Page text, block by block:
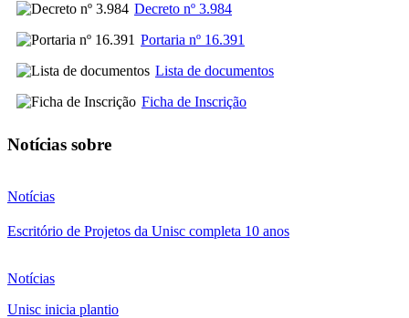
Decreto nº 3.984
Portaria nº 16.391
Lista de documentos
Ficha de Inscrição
Notícias sobre
Notícias
Escritório de Projetos da Unisc completa 10 anos
Notícias
Unisc inicia plantio